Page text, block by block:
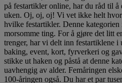
på festartikler online, har du råd til
uken. Oj, oj, oj! Vi vet ikke helt
hvilke festartikler. Denne kategorien
morsomme ting. For å gjøre det litt
trenger, har vi delt inn festartiklene i
baking, event, kort, fyrverkeri og
stikke ut haken og påstå at denne
uavhengig av alder. Femåringen
100-åringen også. Du har et par